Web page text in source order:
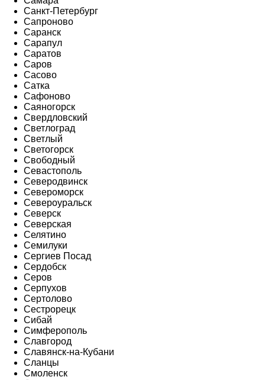
Санкт-Петербург
Сапроново
Саранск
Сарапул
Саратов
Саров
Сасово
Сатка
Сафоново
Саяногорск
Свердловский
Светлоград
Светлый
Светогорск
Свободный
Севастополь
Северодвинск
Североморск
Североуральск
Северск
Северская
Селятино
Семилуки
Сергиев Посад
Сердобск
Серов
Серпухов
Сертолово
Сестрорецк
Сибай
Симферополь
Славгород
Славянск-на-Кубани
Сланцы
Смоленск